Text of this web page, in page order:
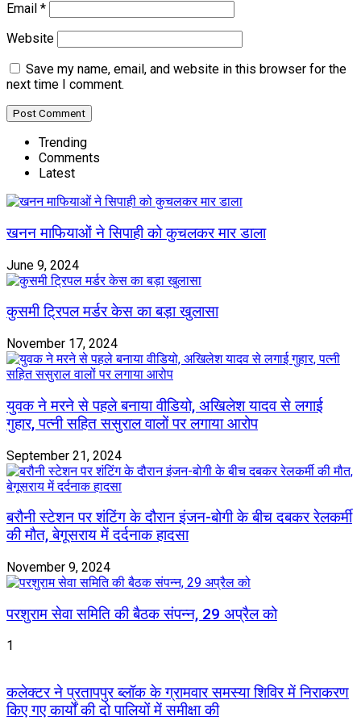
Email *
Website
Save my name, email, and website in this browser for the
next time I comment.
Trending
Comments
Latest
खनन माफियाओं ने सिपाही को कुचलकर मार डाला
June 9, 2024
कुसमी ट्रिपल मर्डर केस का बड़ा खुलासा
November 17, 2024
युवक ने मरने से पहले बनाया वीडियो, अखिलेश यादव से लगाई
गुहार, पत्नी सहित ससुराल वालों पर लगाया आरोप
September 21, 2024
बरौनी स्टेशन पर शंटिंग के दौरान इंजन-बोगी के बीच दबकर रेलकर्मी
की मौत, बेगूसराय में दर्दनाक हादसा
November 9, 2024
परशुराम सेवा समिति की बैठक संपन्न, 29 अप्रैल को
1
कलेक्टर ने प्रतापपुर ब्लॉक के ग्रामवार समस्या शिविर में निराकरण
किए गए कार्यों की दो पालियों में समीक्षा की